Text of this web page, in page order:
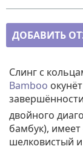
ДОБАВИТЬ
Слинг с
Bamboo
двойного
бамбук),
шелковистый